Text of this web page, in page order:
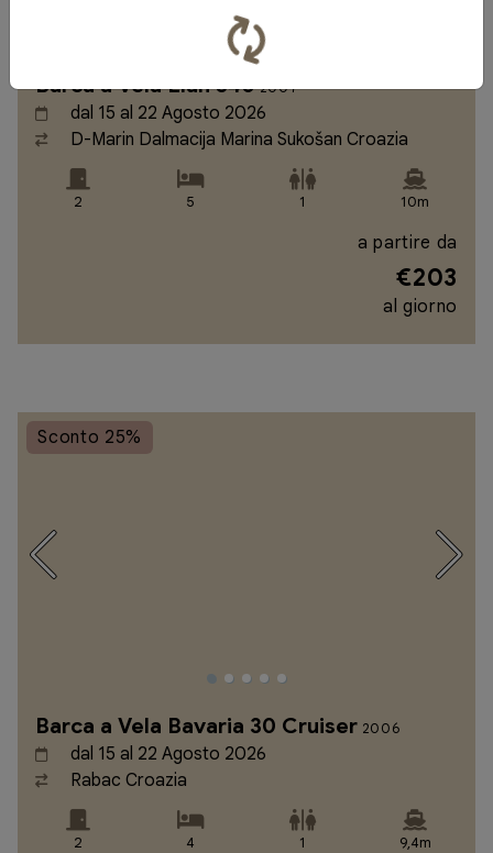
Barca a Vela Elan 340 2007
dal 15 al 22 Agosto 2026
D-Marin Dalmacija Marina Sukošan Croazia
2 5 1 10m
a partire da
€203
al giorno
Sconto 25%
Barca a Vela Bavaria 30 Cruiser 2006
dal 15 al 22 Agosto 2026
Rabac Croazia
2 4 1 9,4m